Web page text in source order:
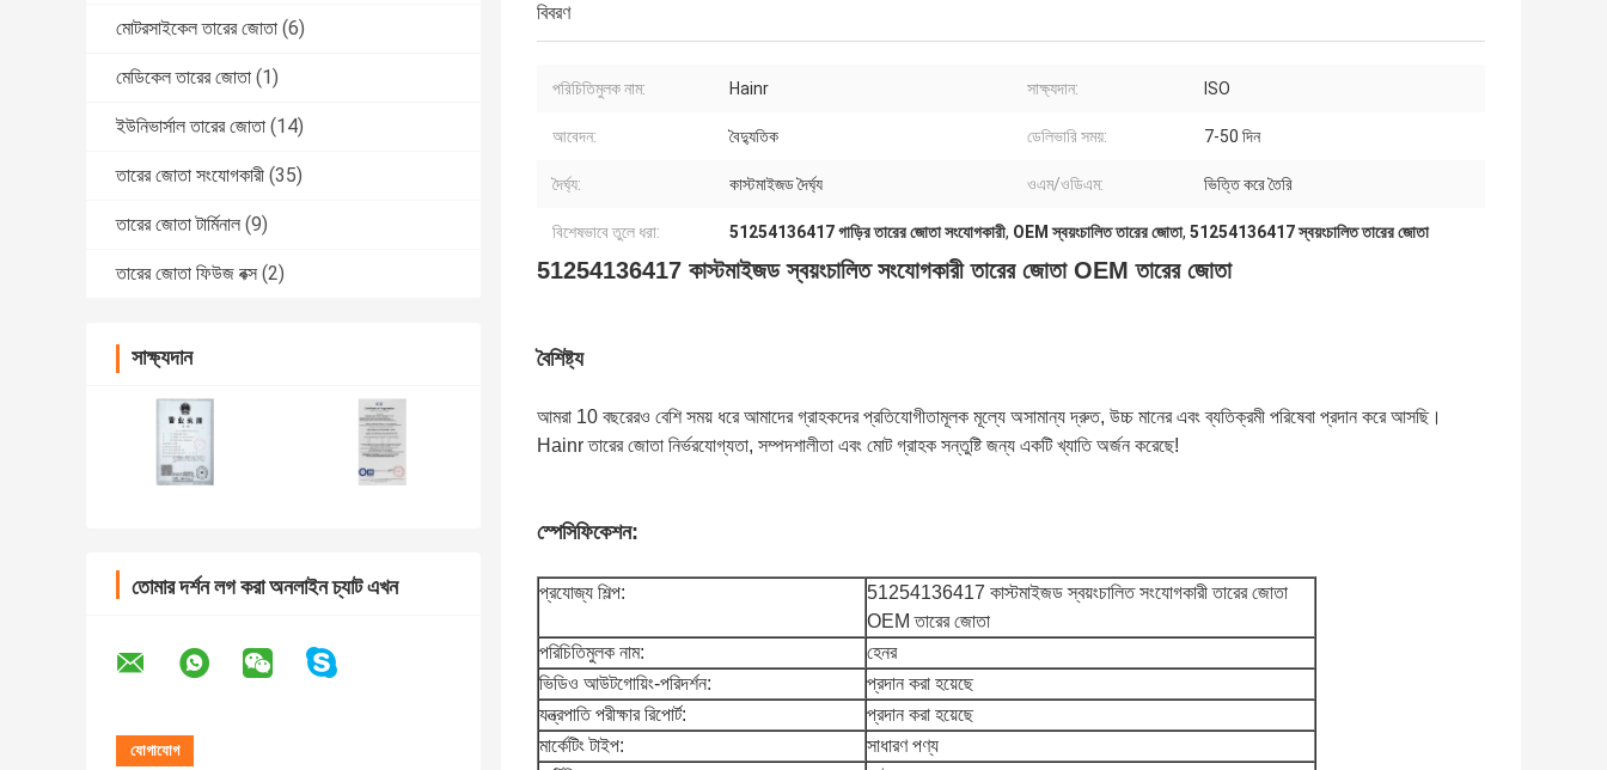
মোটরসাইকেল তারের জোতা (6)
মেডিকেল তারের জোতা (1)
ইউনিভার্সাল তারের জোতা (14)
তারের জোতা সংযোগকারী (35)
তারের জোতা টার্মিনাল (9)
তারের জোতা ফিউজ বক্স (2)
সাক্ষ্যদান
তোমার দর্শন লগ করা অনলাইন চ্যাট এখন
বিবরণ
পরিচিতিমুলক নাম: Hainr সাক্ষ্যদান: ISO
আবেদন: বৈদ্যুতিক ডেলিভারি সময়: 7-50 দিন
দৈর্ঘ্য: কাস্টমাইজড দৈর্ঘ্য ওএম/ওডিএম: ভিত্তি করে তৈরি
বিশেষভাবে তুলে ধরা: 51254136417 গাড়ির তারের জোতা সংযোগকারী, OEM স্বয়ংচালিত তারের জোতা, 51254136417 স্বয়ংচালিত তারের জোতা
51254136417 কাস্টমাইজড স্বয়ংচালিত সংযোগকারী তারের জোতা OEM তারের জোতা
বৈশিষ্ট্য
আমরা 10 বছরেরও বেশি সময় ধরে আমাদের গ্রাহকদের প্রতিযোগীতামূলক মূল্যে অসামান্য দ্রুত, উচ্চ মানের এবং ব্যতিক্রমী পরিষেবা প্রদান করে আসছি।
Hainr তারের জোতা নির্ভরযোগ্যতা, সম্পদশালীতা এবং মোট গ্রাহক সন্তুষ্টি জন্য একটি খ্যাতি অর্জন করেছে!
স্পেসিফিকেশন:
প্রযোজ্য শিল্প:
51254136417 কাস্টমাইজড স্বয়ংচালিত সংযোগকারী তারের জোতা
OEM তারের জোতা
পরিচিতিমুলক নাম:
হেনর
ভিডিও আউটগোয়িং-পরিদর্শন:
প্রদান করা হয়েছে
যন্ত্রপাতি পরীক্ষার রিপোর্ট:
প্রদান করা হয়েছে
মার্কেটিং টাইপ:
সাধারণ পণ্য